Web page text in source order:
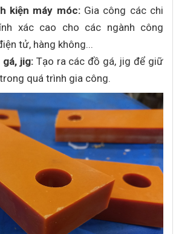
kiện máy móc:Gia công các chi
xác cao cho các ngành công
tử, hàng không...
jig:Tạo ra các đồ gá, jig để giữ
quá trình gia công.